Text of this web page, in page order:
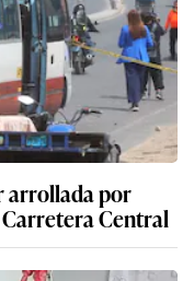
arrollada por
Central